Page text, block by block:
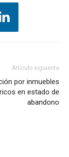
Artículo siguiente
por inmuebles
en estado de
abandono